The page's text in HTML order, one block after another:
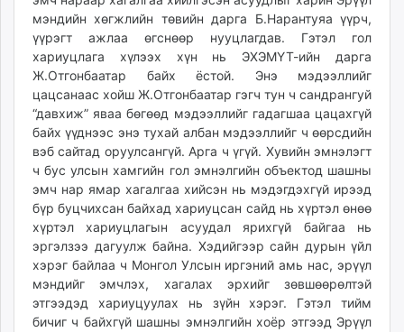
мэндийн хөгжлийн төвийн дарга Б.Нарантуяа үүрч,
үүрэгт ажлаа өгснөөр нууцлагдав. Гэтэл гол
хариуцлага хүлээх хүн нь ЭХЭМҮТ-ийн дарга
Ж.Отгонбаатар байх ёстой. Энэ мэдээллийг
цацсанаас хойш Ж.Отгонбаатар гэгч тун ч сандрангуй
“давхиж” яваа бөгөөд мэдээллийг гадагшаа цацахгүй
байх үүднээс энэ тухай албан мэдээллийг ч өөрсдийн
вэб сайтад оруулсангүй. Арга ч үгүй. Хувийн эмнэлэгт
ч бус улсын хамгийн гол эмнэлгийн объектод шашны
эмч нар ямар хагалгаа хийсэн нь мэдэгдэхгүй ирээд
бүр буцчихсан байхад хариуцсан сайд нь хүртэл өнөө
хүртэл хариуцлагын асуудал ярихгүй байгаа нь
эргэлзээ дагуулж байна. Хэдийгээр сайн дурын үйл
хэрэг байлаа ч Монгол Улсын иргэний амь нас, эрүүл
мэндийг эмчлэх, хагалах эрхийг зөвшөөрөлтэй
этгээдэд хариуцуулах нь зүйн хэрэг. Гэтэл тийм
бичиг ч байхгүй шашны эмнэлгийн хоёр этгээд Эрүүл